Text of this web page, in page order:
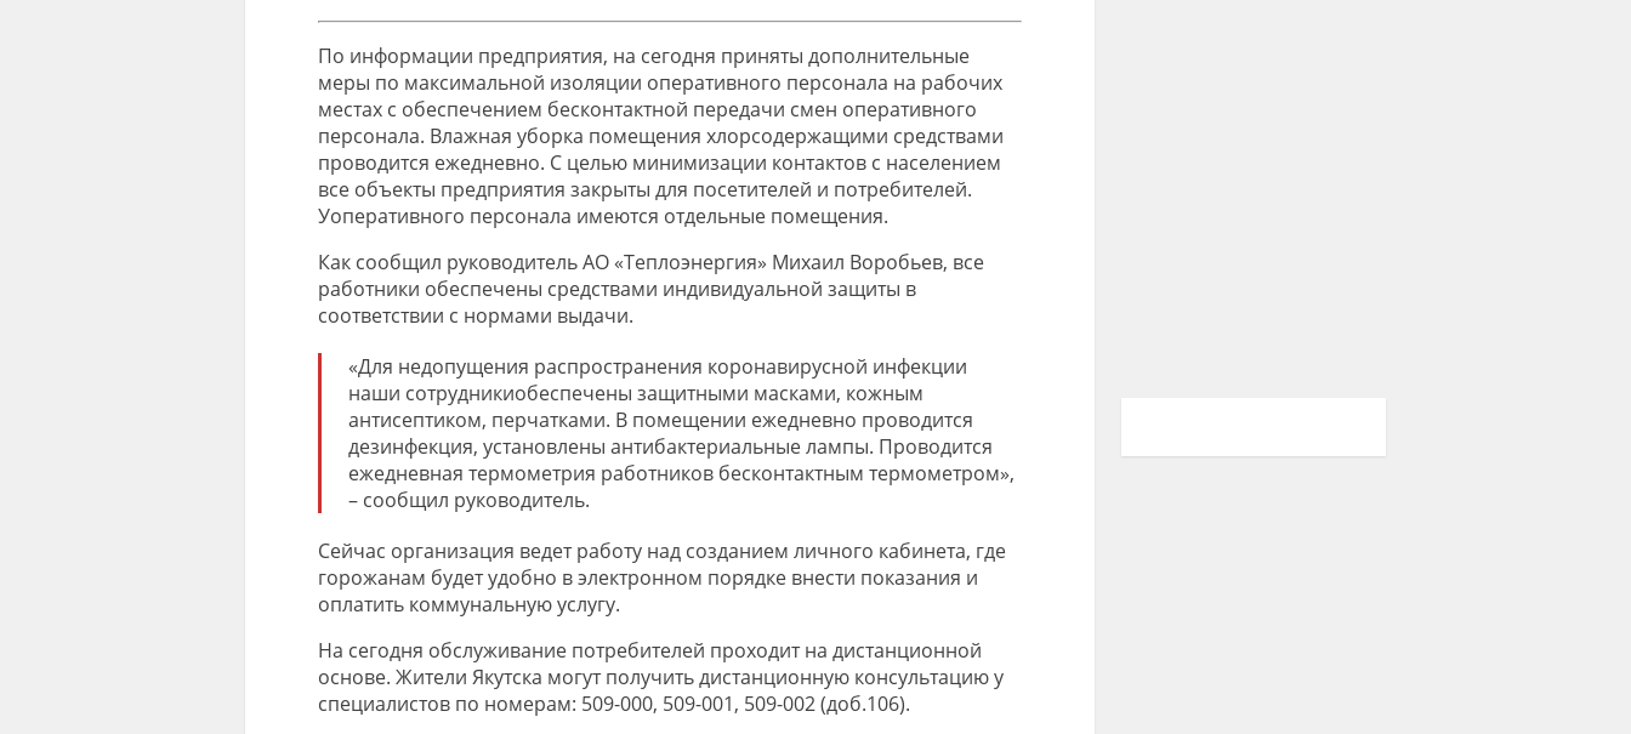
По информации предприятия, на сегодня приняты дополнительные
меры по максимальной изоляции оперативного персонала на рабочих
местахс обеспечением бесконтактной передачи смен оперативного
персонала. Влажная уборка помещения хлорсодержащими средствами
проводится ежедневно. С целью минимизации контактов с населением
все объекты предприятия закрыты для посетителей и потребителей.
Уоперативного персонала имеются отдельные помещения.
Как сообщил руководитель АО «Теплоэнергия» Михаил Воробьев, все
работники обеспечены средствами индивидуальной защиты в
соответствии с нормами выдачи.
«Для недопущения распространения коронавирусной инфекции
наши сотрудникиобеспечены защитными масками, кожным
антисептиком, перчатками. В помещении ежедневно проводится
дезинфекция, установлены антибактериальные лампы. Проводится
ежедневная термометрия работников бесконтактным термометром»,
– сообщил руководитель.
Сейчас организация ведет работу над созданием личного кабинета, где
горожанам будет удобно в электронном порядке внести показания и
оплатить коммунальную услугу.
На сегодня обслуживание потребителей проходитна дистанционной
основе. Жители Якутска могут получить дистанционную консультацию у
специалистов по номерам: 509-000, 509-001, 509-002 (доб.106).